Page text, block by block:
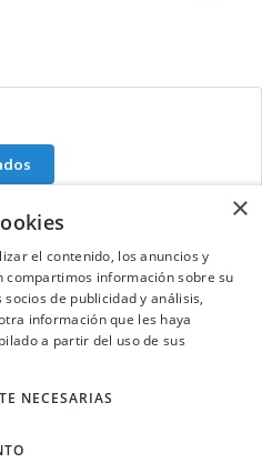
de NextCaddy
Contacta
nosotros
×
el contenido, los anuncios y
información sobre su
de publicidad y análisis,
información que les haya
a partir del uso de sus
NECESARIAS